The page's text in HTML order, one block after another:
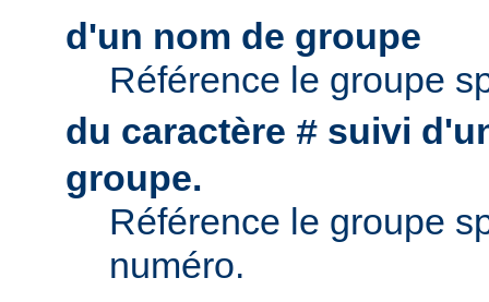
d'un nom de groupe
Référence le groupe
du caractère # suivi
groupe.
Référence le groupe
numéro.